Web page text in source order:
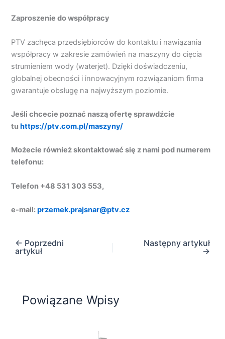
Zaproszenie do współpracy
PTV zachęca przedsiębiorców do kontaktu i nawiązania
współpracy w zakresie zamówień na maszyny do cięcia
strumieniem wody (waterjet). Dzięki doświadczeniu,
globalnej obecności i innowacyjnym rozwiązaniom firma
gwarantuje obsługę na najwyższym poziomie.
Jeśli chcecie poznać naszą ofertę sprawdźcie
tuhttps://ptv.com.pl/maszyny/
Możecie również skontaktować się z nami pod numerem
telefonu:
Telefon +48 531 303 553,
e-mail:przemek.prajsnar@ptv.cz
← Poprzedni
artykuł
Następny artykuł
→
Powiązane Wpisy